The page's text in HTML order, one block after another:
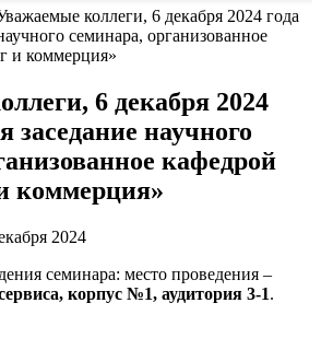
коллеги, 6 декабря 2024 года
семинара, организованное
и коммерция»
6 декабря 2024
заседание научного
кафедрой
коммерция»
2024
семинара: место проведения –
корпус №1, аудитория 3-1.